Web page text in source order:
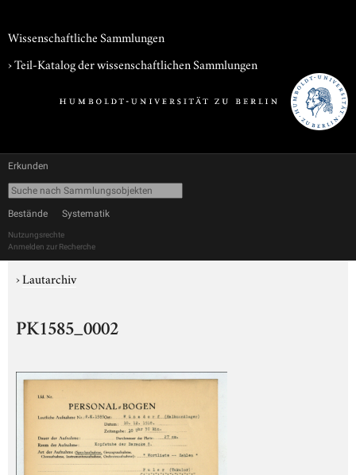
Wissenschaftliche Sammlungen
› Teil-Katalog der wissenschaftlichen Sammlungen
Erkunden
Bestände Systematik
Nutzungsrechte
Anmelden zur Recherche
›Lautarchiv
PK1585_0002